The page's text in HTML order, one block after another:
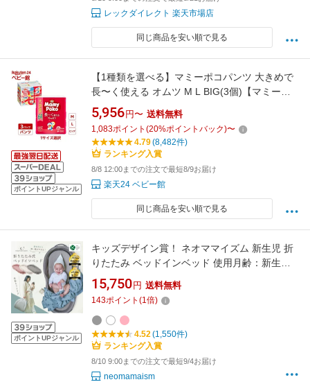
レックダイレクト 楽天市場店
同じ商品を安い順で見る
ポイントUPジャンル
【1種類を選べる】マミーポコパンツ 大きめで
長〜く使える オムツ M L BIG(3個)【マミーポ
コパンツ】
5,956 円〜 送料無料
1,083ポイント (20%ポイントバック)〜
4.79(8,482件)
ランキング入賞
8/8 12:00までの注文で最短8/9お届け
楽天24 ベビー館
同じ商品を安い順で見る
ポイントUPジャンル
キッズデザイン賞！ ネオママイズム 新生児 折
りたたみ ベッドインベッド 使用月齢：新生
児〜18ヶ月 送料無料 ベビーベッド 洗濯機丸洗
いOK 軽量 携帯用バッグ付き ギフト 出産祝い
クーファン ベビー布団 ベットインベット
neomamaism
15,750 円 送料無料
143ポイント (1倍)
4.52(1,550件)
ランキング入賞
8/10 9:00までの注文で最短9/4お届け
neomamaism